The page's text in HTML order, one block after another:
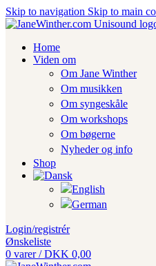
Skip to navigation Skip to main
Home
Viden om
Om Jane Winther
Om musikken
Om syngeskåle
Om workshops
Om bøgerne
Nyheder og info
Shop
Login/registrér
Ønskeliste
0 varer / DKK 0,00